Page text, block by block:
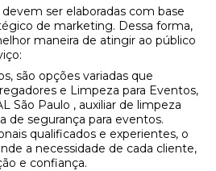
ser elaboradas com base
de marketing. Dessa forma,
maneira de atingir ao público
são opções variadas que
e Limpeza para Eventos,
São Paulo , auxiliar de limpeza
de segurança para eventos.
qualificados e experientes, o
a necessidade de cada cliente,
e confiança.